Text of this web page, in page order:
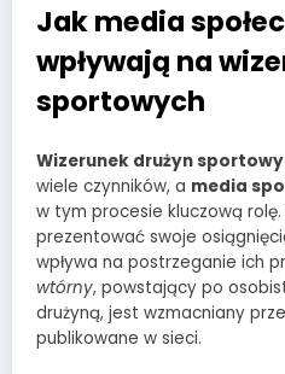
Jak media
wpływają na
sportowych
Wizerunek drużyn
wiele czynników, a media
w tym procesie kluczową
prezentować swoje
wpływa na postrzeganie ich
wtórny, powstający po
drużyną, jest wzmacniany
publikowane w sieci.